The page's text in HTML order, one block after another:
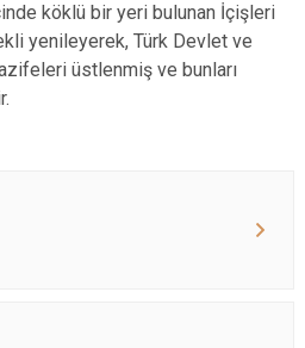
köklü bir yeri bulunan İçişleri
yenileyerek, Türk Devlet ve
üstlenmiş ve bunları